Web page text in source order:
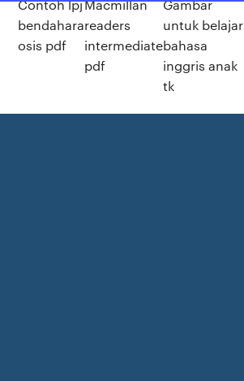
Contoh lpj
bendahara
osis pdf
Macmillan
readers
intermediate
pdf
Gambar
untuk belajar
bahasa
inggris anak
tk